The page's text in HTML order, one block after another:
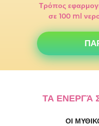
Τρόπος
σε 100 ml
ΤΑ ΕΝΕΡΓΆ
ΟΙ